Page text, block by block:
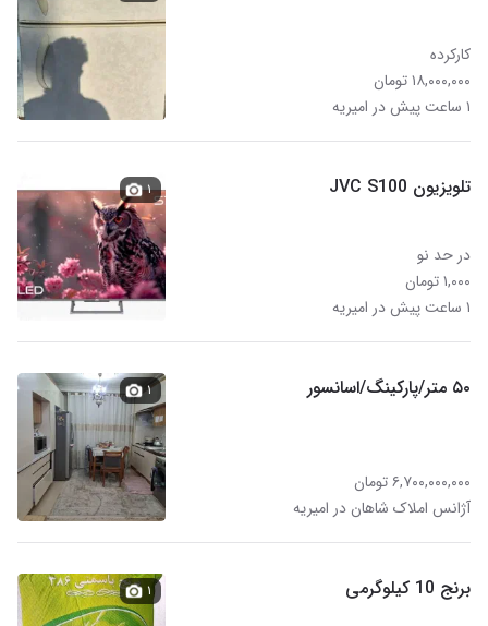
کارکرده
۱۸,۰۰۰,۰۰۰ تومان
۱ ساعت پیش در امیریه
تلویزیون JVC S100
در حد نو
۱,۰۰۰ تومان
۱ ساعت پیش در امیریه
۱
۵۰ متر/پارکینگ/اسانسور
۶,۷۰۰,۰۰۰,۰۰۰ تومان
آژانس املاک شاهان در امیریه
۱
برنج 10 کیلوگرمی ۱